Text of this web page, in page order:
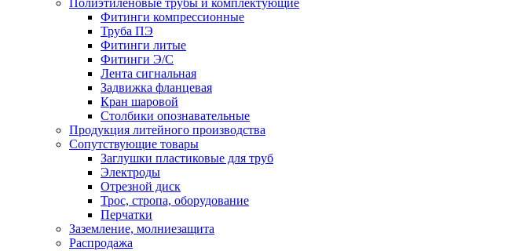
Полиэтиленовые трубы и комплектующие
Фитинги компрессионные
Труба ПЭ
Фитинги литые
Фитинги Э/С
Лента сигнальная
Задвижка фланцевая
Кран шаровой
Столбики опознавательные
Продукция литейного производства
Сопутствующие товары
Заглушки пластиковые для труб
Электроды
Отрезной диск
Трос, стропа, оборудование
Перчатки
Заземление, молниезащита
Распродажа